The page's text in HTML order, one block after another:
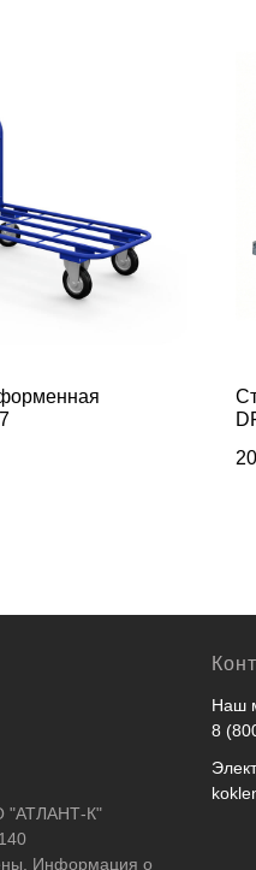
"АТЛАНТ-К"
Информация о
Наш
8